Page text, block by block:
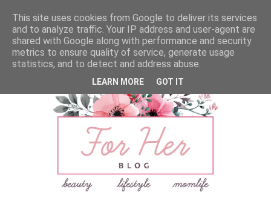
This site uses cookies from Google to deliver its services
and to analyze traffic. Your IP address and user-agent are
shared with Google along with performance and security
metrics to ensure quality of service, generate usage
statistics, and to detect and address abuse.
LEARN MORE GOT IT